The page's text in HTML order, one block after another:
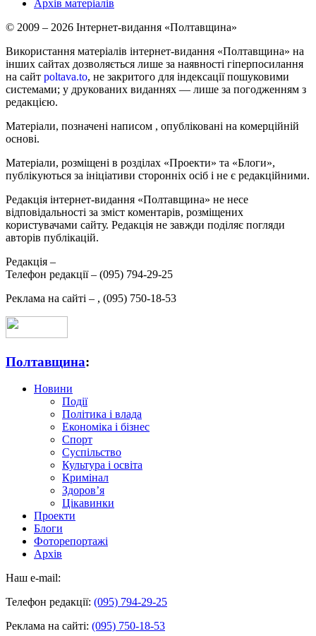
Архів матеріалів
© 2009 – 2026 Інтернет-видання «Полтавщина»
Використання матеріалів інтернет-видання «Полтавщина» на
інших сайтах дозволяється лише за наявності гіперпосилання
на сайт poltava.to, не закритого для індексації пошуковими
системами; у друкованих виданнях — лише за погодженням з
редакцією.
Матеріали, позначені написом , опубліковані на комерційній
основі.
Матеріали, розміщені в розділах «Проекти» та «Блоги»,
публікуються за ініціативи сторонніх осіб і не є редакційними.
Редакція інтернет-видання «Полтавщина» не несе
відповідальності за зміст коментарів, розміщених
користувачами сайту. Редакція не завжди поділяє погляди
авторів публікацій.
Редакція –
Телефон редакції – (095) 794-29-25
Реклама на сайті – , (095) 750-18-53
Полтавщина:
Новини
Події
Політика і влада
Економіка і бізнес
Спорт
Суспільство
Культура і освіта
Кримінал
Здоров’я
Цікавинки
Проекти
Блоги
Фоторепортажі
Архів
Наш e-mail:
Телефон редакції: (095) 794-29-25
Реклама на сайті: (095) 750-18-53